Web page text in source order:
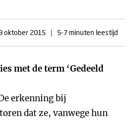
oktober 2015 | 5-7 minuten leestijd
met de term ‘Gedeeld
erkenning bij
dat ze, vanwege hun